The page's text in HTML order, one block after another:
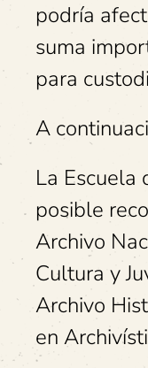
podría
suma
para
A
La Escuela
posible
Archivo
Cultura y
Archivo
en